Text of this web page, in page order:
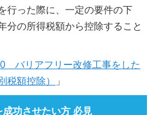
行った際に、一定の要件の下
分の所得税額から控除すること
バリアフリー改修工事をした
税額控除）
」
成功させたい方 必見